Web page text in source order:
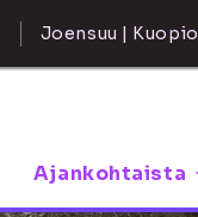
Joensuu | Kuopio
Ajankohtaista